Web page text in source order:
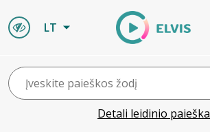
LT
Detali leidinio paieška